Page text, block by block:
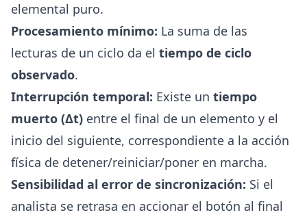
elemental puro.
Procesamiento mínimo: La suma de las
lecturas de un ciclo da el tiempo de ciclo
observado.
Interrupción temporal: Existe un tiempo
muerto (Δt) entre el final de un elemento y el
inicio del siguiente, correspondiente a la acción
física de detener/reiniciar/poner en marcha.
Sensibilidad al error de sincronización: Si el
analista se retrasa en accionar el botón al final